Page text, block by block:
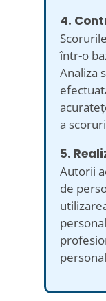
4.
într-o
Analiza
a
5.
Autorii
de